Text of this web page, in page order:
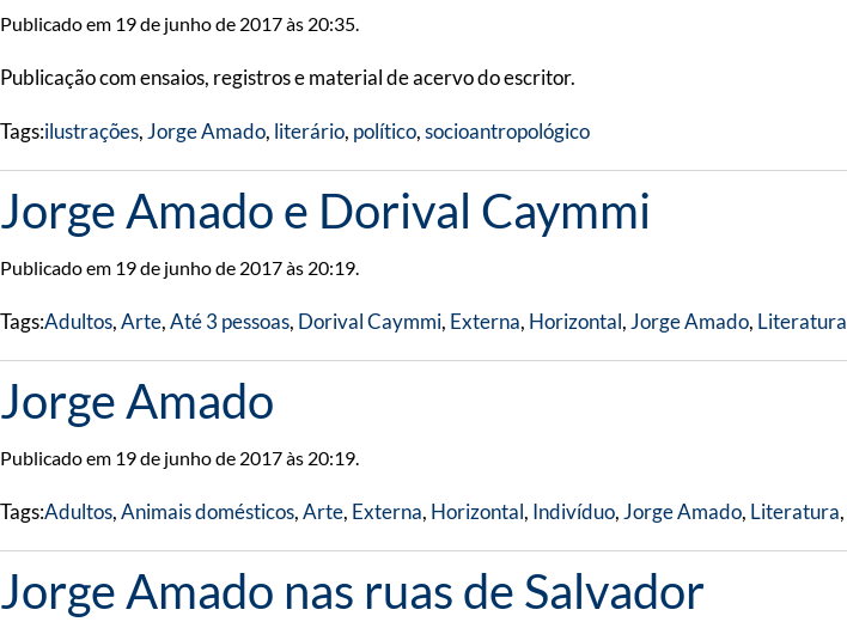
Publicado em 19 de junho de 2017 às 20:35.
Publicação com ensaios, registros e material de acervo do escritor.
Tags:ilustrações, Jorge Amado, literário, político,socioantropológico
Jorge Amado e Dorival Caymmi
Publicado em 19 de junho de 2017 às 20:19.
Tags:Adultos,Arte,Até 3 pessoas, Dorival Caymmi, Externa, Horizontal, Jorge Amado, Literatura
Jorge Amado
Publicado em 19 de junho de 2017 às 20:19.
Tags:Adultos,Animais domésticos,Arte, Externa, Horizontal, Indivíduo, Jorge Amado, Literatura,
Jorge Amado nas ruas de Salvador